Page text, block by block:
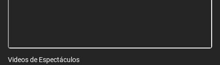
Videos de Espectáculos